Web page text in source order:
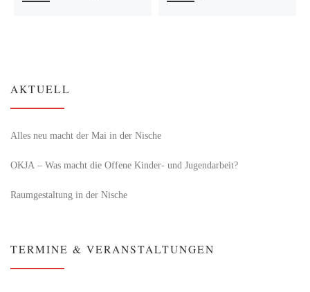
AKTUELL
Alles neu macht der Mai in der Nische
OKJA – Was macht die Offene Kinder- und Jugendarbeit?
Raumgestaltung in der Nische
TERMINE & VERANSTALTUNGEN